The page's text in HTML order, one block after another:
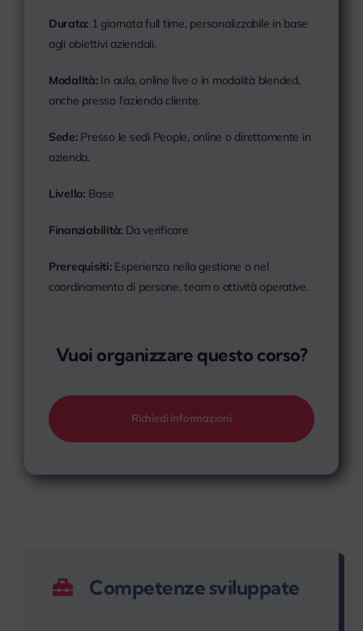
Durata: 1 giornata full time, personalizzabile in base
agli obiettivi aziendali.
Modalità:In aula, online live o in modalità blended,
anche presso l’azienda cliente.
Sede:Presso le sedi People, online o direttamente in
azienda.
Livello:Base
Finanziabilità: Da verificare
Prerequisiti:Esperienza nella gestione o nel
coordinamento di persone, team o attività operative.
Vuoi organizzare questo corso?
Richiedi informazioni
Competenze sviluppate